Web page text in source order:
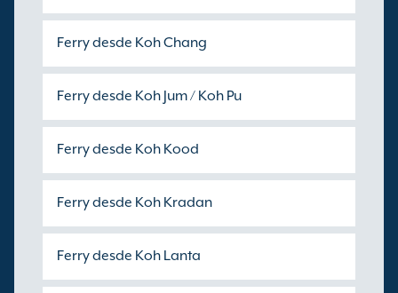
Ferry desde Koh Chang
Ferry desde Koh Jum / Koh Pu
Ferry desde Koh Kood
Ferry desde Koh Kradan
Ferry desde Koh Lanta